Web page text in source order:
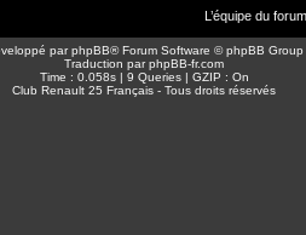
L’équipe du forum
parphpBB® Forum Software © phpBB Group
Traduction parphpBB-fr.com
Time : 0.058s | 9 Queries | GZIP : On
Club Renault 25 Français - Tous droits réservés